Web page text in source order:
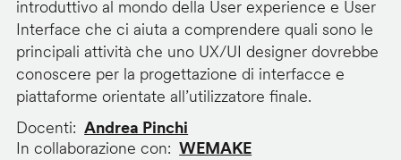
introduttivo al mondo della User experience e User
Interface che ci aiuta a comprendere quali sono le
principali attività che uno UX/UI designer dovrebbe
conoscere per la progettazione di interfacce e
piattaforme orientate all’utilizzatore finale.
Docenti
Andrea Pinchi
In collaborazione con
WEMAKE